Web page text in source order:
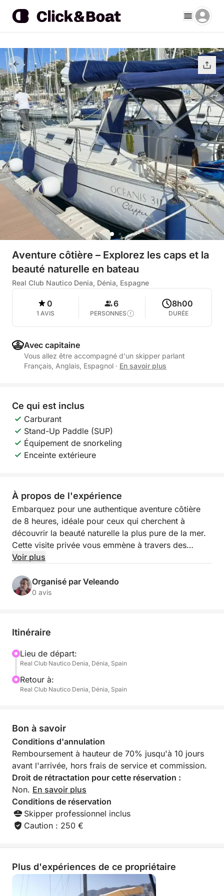
Aventure côtière – Explorez les caps et la
beauté naturelle en bateau
Real Club Nautico Denia, Dénia, Espagne
0
1 AVIS
6
PERSONNES
8h00
DURÉE
Avec capitaine
Vous allez être accompagné d'un skipper parlant
Français, Anglais, Espagnol · En savoir plus
Ce qui est inclus
Carburant
Stand-Up Paddle (SUP)
Équipement de snorkeling
Enceinte extérieure
À propos de l'expérience
Embarquez pour une authentique aventure côtière
de 8 heures, idéale pour ceux qui cherchent à
découvrir la beauté naturelle la plus pure de la mer.
Cette visite privée vous emmène à travers des
promontoires accidentés, des criques cachées, des
postale.
imposantes, de plages isolées et de formations
depuis l'eau. Vous pourrez vous arrêter à des
endroits idéaux pour nager, faire de la plongée avec
tuba ou simplement vous détendre au soleil sur le
pont.
d'un parcours d'exploration, d'une journée de
détente ou d'une combinaison des deux, la côte
vous attend avec ses secrets les mieux gardés.
Idéale pour les groupes d'amis, les familles ou les
couples, cette expérience offre l'équilibre idéal entre
aventure et détente. Respirez l'air salé, écoutez le
bruit de la mer et plongez dans un voyage magique
à bord.
Une façon unique de se connecter avec la nature, la
région.
Voir plus
Organisé par Veleando
0 avis
Itinéraire
Lieu de départ:
Real Club Nautico Denia, Dénia, Spain
Retour à:
Real Club Nautico Denia, Dénia, Spain
Bon à savoir
Conditions d'annulation
Remboursement à hauteur de 70% jusqu'à 10 jours
avant l'arrivée, hors frais de service et commission.
Droit de rétractation pour cette réservation :
Non. En savoir plus
Conditions de réservation
Skipper professionnel inclus
Caution : 250 €
Plus d'expériences de ce propriétaire